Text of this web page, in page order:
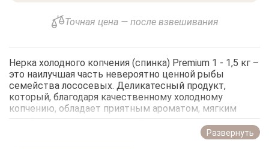
Точная цена — после взвешивания
Нерка холодного копчения (спинка) Premium 1 - 1,5 кг –
это наилучшая часть невероятно ценной рыбы
семейства лососевых. Деликатесный продукт,
который, благодаря качественному холодному
копчению, обладает приятным ароматом, мягким
золотистым цветом и восхитительным вкусом.
Именно из спинок нерки получается отменный балык
– любимец ценителей и гурманов. От других
Развернуть